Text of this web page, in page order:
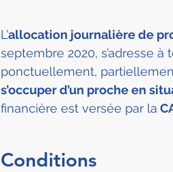
L’allocation journalière de
septembre 2020, s’adresse
ponctuellement,
s’occuper d’un proche en
financière est versée par la
Conditions